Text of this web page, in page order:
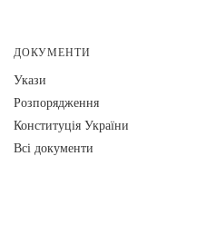
ДОКУМЕНТИ
Укази
Розпорядження
Конституція України
Всі документи